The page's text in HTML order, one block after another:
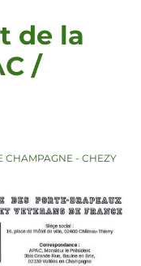
de la
/
CHAMPAGNE - CHEZY